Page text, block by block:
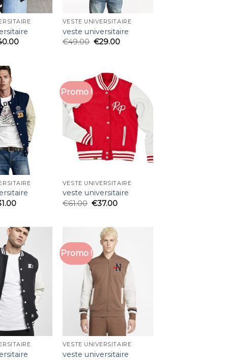
VESTE UNIVERSITAIRE
veste universitaire
€49.00 €29.00
Promo !
VESTE UNIVERSITAIRE
veste universitaire
€61.00 €37.00
Promo !
VESTE UNIVERSITAIRE
veste universitaire